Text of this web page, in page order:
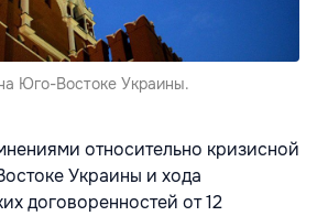
Юго-Востоке Украины.
относительно кризисной
Украины и хода
договоренностей от 12